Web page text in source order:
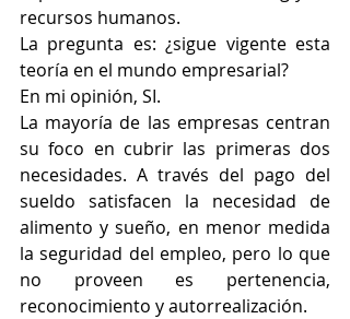
recursos humanos.
La pregunta es: ¿sigue vigente esta
teoría en el mundo empresarial?
En mi opinión, SI.
La mayoría de las empresas centran
su foco en cubrir las primeras dos
necesidades. A través del pago del
sueldo satisfacen la necesidad de
alimento y sueño, en menor medida
la seguridad del empleo, pero lo que
no proveen es pertenencia,
reconocimiento y autorrealización.